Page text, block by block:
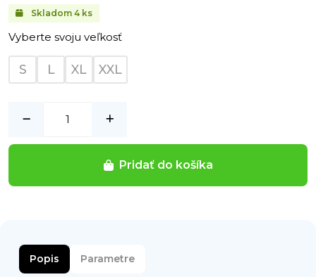
Skladom 4 ks
Vyberte svoju veľkosť
S L XL XXL
Pridať do košíka
Popis Parametre